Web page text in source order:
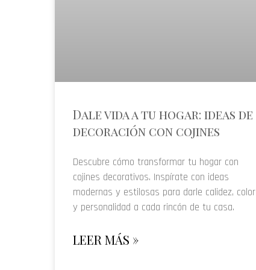
Dale vida a tu hogar: ideas de
decoración con cojines
Descubre cómo transformar tu hogar con
cojines decorativos. Inspírate con ideas
modernas y estilosas para darle calidez, color
y personalidad a cada rincón de tu casa.
LEER MÁS »